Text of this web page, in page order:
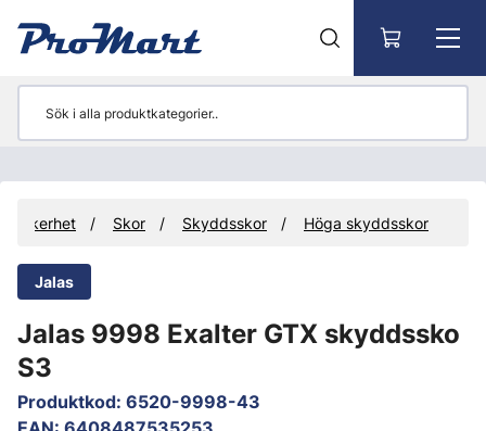
Skor Skyddsskor Höga skyddsskor
Jalas
Jalas 9998 Exalter GTX skyddssko
S3
Produktkod: 6520-9998-43